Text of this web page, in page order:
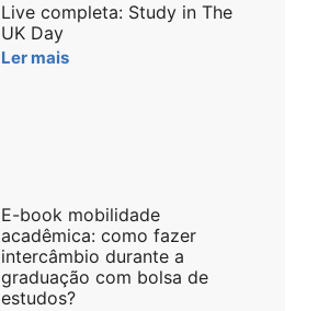
Live completa: Study in The
UK Day
Ler mais
E-book mobilidade
acadêmica: como fazer
intercâmbio durante a
graduação com bolsa de
estudos?